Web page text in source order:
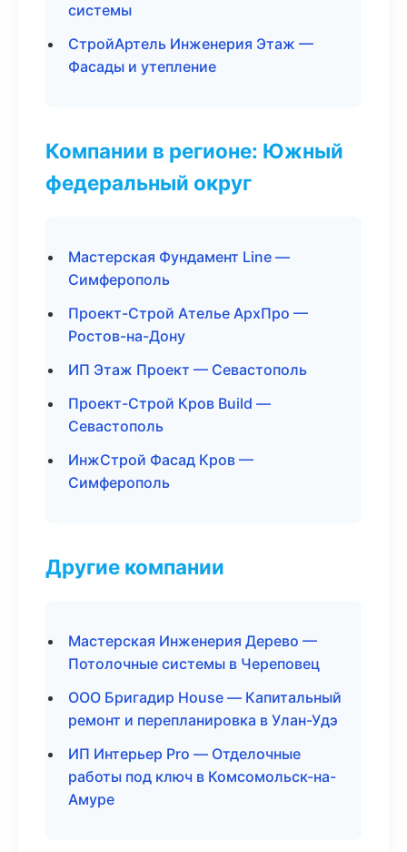
системы
СтройАртель Инженерия Этаж —
Фасады и утепление
Компании в регионе: Южный
федеральный округ
Мастерская Фундамент Line —
Симферополь
Проект-Строй Ателье АрхПро —
Ростов-на-Дону
ИП Этаж Проект — Севастополь
Проект-Строй Кров Build —
Севастополь
ИнжСтрой Фасад Кров —
Симферополь
Другие компании
Мастерская Инженерия Дерево —
Потолочные системы в Череповец
ООО Бригадир House — Капитальный
ремонт и перепланировка в Улан-Удэ
ИП Интерьер Pro — Отделочные
работы под ключ в Комсомольск-на-
Амуре